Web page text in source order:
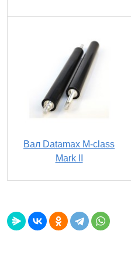
Вал Datamax M-class
Mark II